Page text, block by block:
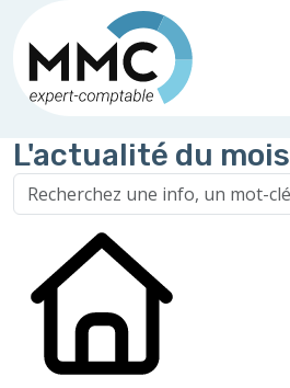
L'actualité du mois